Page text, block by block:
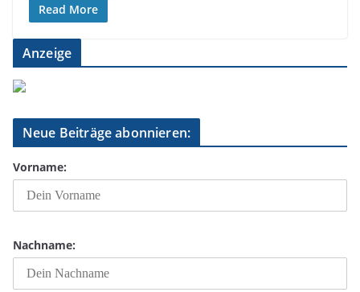
Read More
Anzeige
Neue Beiträge abonnieren:
Vorname:
Nachname: